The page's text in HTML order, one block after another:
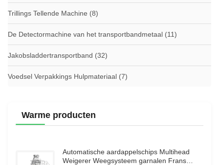
Trillings Tellende Machine (8)
De Detectormachine van het transportbandmetaal (11)
Jakobsladdertransportband (32)
Voedsel Verpakkings Hulpmateriaal (7)
Warme producten
Automatische aardappelschips Multihead
Weigerer Weegsysteem garnalen Franse